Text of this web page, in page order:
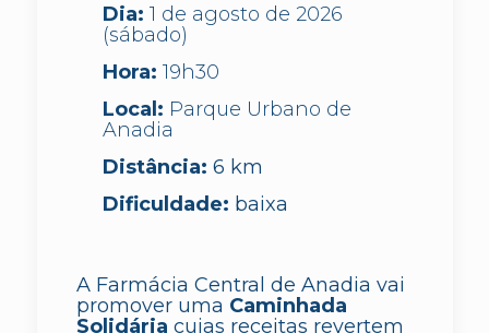
Dia: 1 de agosto de 2026
(sábado)
Hora: 19h30
Local: Parque Urbano de
Anadia
Distância: 6 km
Dificuldade: baixa
A Farmácia Central de Anadia vai
promover uma Caminhada
Solidária cujas receitas revertem